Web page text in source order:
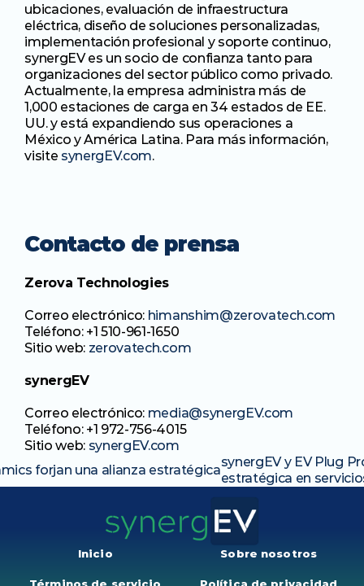
ubicaciones, evaluación de infraestructura
eléctrica, diseño de soluciones personalizadas,
implementación profesional y soporte continuo,
synergEV es un socio de confianza tanto para
organizaciones del sector público como privado.
Actualmente, la empresa administra más de
1,000 estaciones de carga en 34 estados de EE.
UU. y está expandiendo sus operaciones a
México y América Latina. Para más información,
visite synergEV.com.
Contacto de prensa
Zerova Technologies
Correo electrónico: himanshim@zerovatech.com
Teléfono: +1 510-961-1650
Sitio web: zerovatech.com
synergEV
Correo electrónico: media@synergEV.com
Teléfono: +1 972-756-4015
Sitio web: synergEV.com
forjan una alianza estratégica
synergEV y EV Plug
estratégica en
Inicio Sobre nosotros